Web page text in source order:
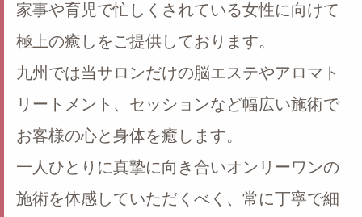
家事や育児で忙しくされている女性に向けて
極上の癒しをご提供しております。
九州では当サロンだけの脳エステやアロマト
リートメント、セッションなど幅広い施術で
お客様の心と身体を癒します。
一人ひとりに真摯に向き合いオンリーワンの
施術を体感していただくべく、常に丁寧で細